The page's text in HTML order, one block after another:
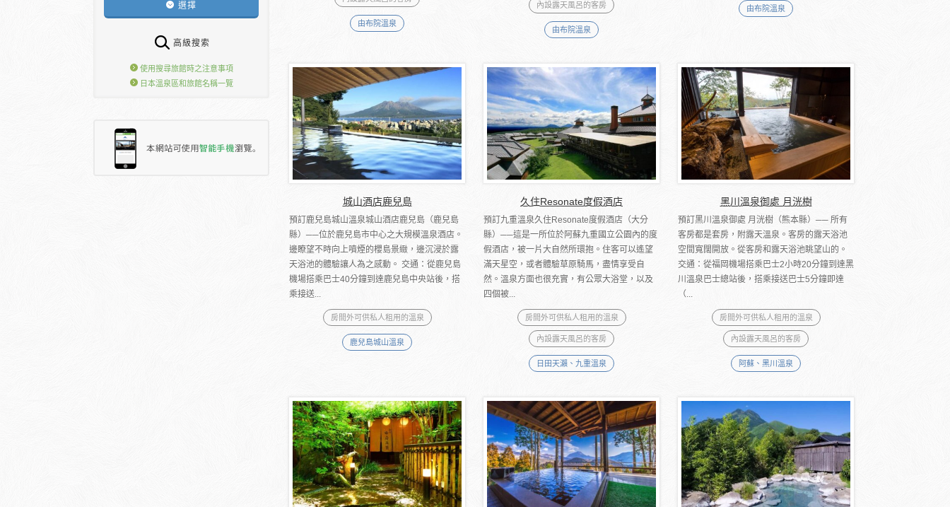
選擇
高級搜索
使用搜尋旅館時之注意事項
日本溫泉區和旅館名稱一覽
由布院溫泉
內設露天風呂的客房
由布院溫泉
由布院溫泉
城山酒店鹿兒島
預訂鹿兒島城山溫泉城山酒店鹿兒島（鹿兒島
縣）──位於鹿兒島市中心之大規模溫泉酒店。
邊瞭望不時向上噴煙的櫻島景緻，邊沉浸於露
天浴池的體驗讓人為之感動。 交通：從鹿兒島
機場搭乘巴士40分鐘到達鹿兒島中央站後，搭
乘接送...
房間外可供私人租用的溫泉
鹿兒島城山溫泉
久住Resonate度假酒店
預訂九重溫泉久住Resonate度假酒店（大分
縣）──這是一所位於阿蘇九重國立公園內的度
假酒店，被一片大自然所環抱。住客可以遙望
滿天星空，或者體驗草原騎馬，盡情享受自
然。溫泉方面也很充實，有公眾大浴堂，以及
四個被...
房間外可供私人租用的溫泉
內設露天風呂的客房
日田天瀨、九重溫泉
黑川溫泉御處 月洸樹
預訂黑川溫泉御處 月洸樹（熊本縣）── 所有
客房都是套房，附露天溫泉。客房的露天浴池
空間寬闊開放。從客房和露天浴池眺望山的。
交通：從福岡機場搭乘巴士2小時20分鐘到達黑
川溫泉巴士總站後，搭乘接送巴士5分鐘即達
（...
房間外可供私人租用的溫泉
內設露天風呂的客房
阿蘇、黑川溫泉